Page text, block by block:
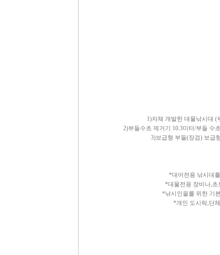
1)자체 개발한 대물낚시대
2)부들수초 제거기 10.3미터/부들 수
3)보급형 부들(장검) 보급
*대어전용 낚시대
*대물전용 장비나,초
*낚시인을를 위한 기
*개인 도시락,단